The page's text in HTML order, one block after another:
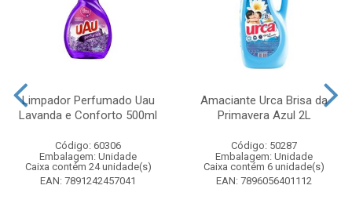
Limpador Perfumado Uau
Lavanda e Conforto 500ml
Código: 60306
Embalagem: Unidade
Caixa contém 24 unidade(s)
EAN: 7891242457041
Amaciante Urca Brisa da
Primavera Azul 2L
Código: 50287
Embalagem: Unidade
Caixa contém 6 unidade(s)
EAN: 7896056401112